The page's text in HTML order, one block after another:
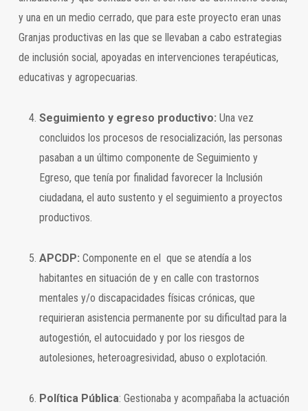
y una en un medio cerrado, que para este proyecto eran unas
Granjas productivas en las que se llevaban a cabo estrategias
de inclusión social, apoyadas en intervenciones terapéuticas,
educativas y agropecuarias.
Seguimiento y egreso productivo: Una vez
concluidos los procesos de resocialización, las personas
pasaban a un último componente de Seguimiento y
Egreso, que tenía por finalidad favorecer la Inclusión
ciudadana, el auto sustento y el seguimiento a proyectos
productivos.
APCDP: Componente en el que se atendía a los
habitantes en situación de y en calle con trastornos
mentales y/o discapacidades físicas crónicas, que
requirieran asistencia permanente por su dificultad para la
autogestión, el autocuidado y por los riesgos de
autolesiones, heteroagresividad, abuso o explotación.
Política Pública: Gestionaba y acompañaba la actuación